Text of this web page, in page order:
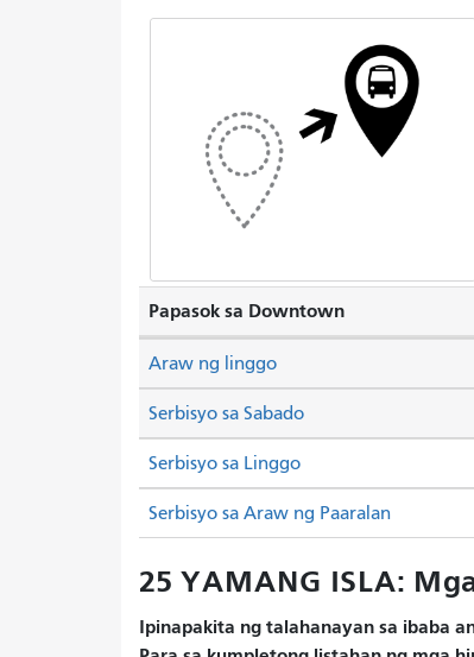
Papasok sa Downtown
Serbisyo sa Sabado
Serbisyo sa Linggo
Araw ng linggo
Serbisyo sa Araw ng Paaralan
25 YAMANG ISLA:
Ipinapakita ng talahanayan sa ibaba